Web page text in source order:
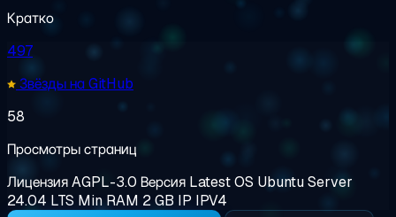
Кратко
497
Звёзды на GitHub
58
Просмотры страниц
ЛицензияAGPL-3.0 Версия LatestOS Ubuntu Server
24.04 LTS Min RAM 2 GB IP IPV4